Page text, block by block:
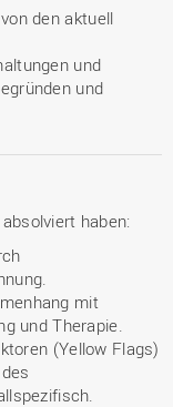
den aktuell
und
und
haben:
mit
und Therapie.
(Yellow Flags)